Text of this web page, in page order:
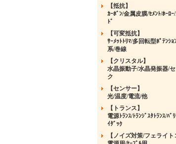
【抵抗】
ｶｰﾎﾞﾝ/金属皮膜/ｾﾒﾝﾄ/ﾎｰﾛｰ
ﾄﾞ
【可変抵抗】
ｻｰﾒｯﾄﾄﾘﾏ/多回転型ﾎﾟﾃﾝｼｮ
系/巻線
【クリスタル】
水晶振動子/水晶発振器/
ク
【センサー】
光/温度/電流/他
【トランス】
電源ﾄﾗﾝｽ/ﾄﾗﾝｼﾞｽﾀﾄﾗﾝｽ/ﾊﾞ
ｲﾀﾞｯｸ
【ノイズ対策/フェライト